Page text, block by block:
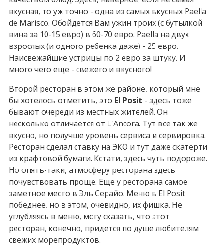
вкусная, то уж точно - одна из самых вкусных Paella
de Marisco. Обойдется Вам ужин троих (с бутылкой
вина за 10-15 евро) в 60-70 евро. Paella на двух
взрослых (и одного ребенка даже) - 25 евро.
Наисвежайшие устрицы по 2 евро за штуку. И
много чего еще - свежего и вкусного!
Второй ресторан в этом же районе, который мне
бы хотелось отметить, это El Posit - здесь тоже
бывают очереди из местных жителей. Он
несколько отличается от L'Ancora. Тут все так же
вкусно, но получше уровень сервиса и сервировка.
Ресторан сделал ставку на ЭКО и тут даже скатерти
из крафтовой бумаги. Кстати, здесь чуть подороже.
Но опять-таки, атмосферу ресторана здесь
почувствовать проще. Еще у ресторана самое
заметное место в Эль Серайо. Меню в El Posit
победнее, но в этом, очевидно, их фишка. Не
углубляясь в меню, могу сказать, что этот
ресторан, конечно, придется по душе любителям
свежих морепродуктов.